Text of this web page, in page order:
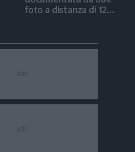
foto a distanza di 12